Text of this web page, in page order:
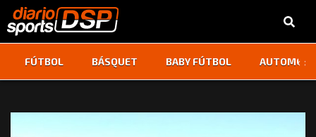
FÚTBOL BÁSQUET BABY FÚTBOL ‹ ›